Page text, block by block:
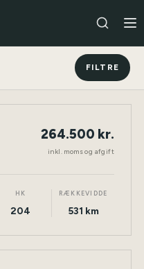
FILTRE
ELEKTRISK TØNDER
264.500 kr.
inkl. moms og afgift
HK
204
RÆKKEVIDDE
531 km